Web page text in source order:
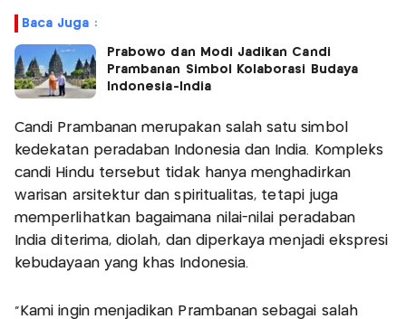
Baca Juga :
Prabowo dan Modi Jadikan Candi
Prambanan Simbol Kolaborasi Budaya
Indonesia-India
Candi Prambanan merupakan salah satu simbol
kedekatan peradaban Indonesia dan India. Kompleks
candi Hindu tersebut tidak hanya menghadirkan
warisan arsitektur dan spiritualitas, tetapi juga
memperlihatkan bagaimana nilai-nilai peradaban
India diterima, diolah, dan diperkaya menjadi ekspresi
kebudayaan yang khas Indonesia.
“Kami ingin menjadikan Prambanan sebagai salah